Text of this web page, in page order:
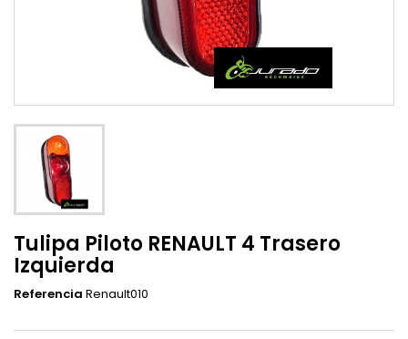
Tulipa Piloto RENAULT 4 Trasero
Izquierda
Referencia Renault010